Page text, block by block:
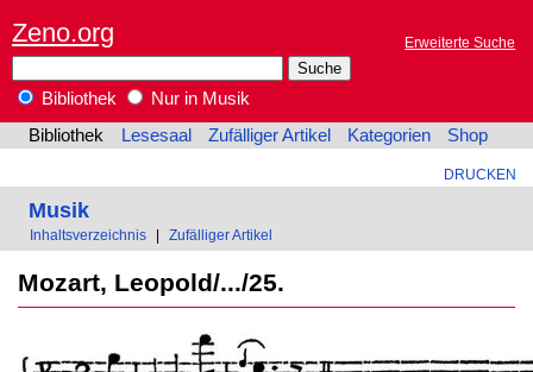
Zeno.org Erweiterte Suche
Bibliothek
Nur in Musik
Bibliothek
Lesesaal Zufälliger Artikel Kategorien Shop
DRUCKEN
Musik
Inhaltsverzeichnis Zufälliger Artikel
Mozart, Leopold/.../25.